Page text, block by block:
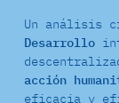
Un análisis
Desarrollo
acción
eficacia y